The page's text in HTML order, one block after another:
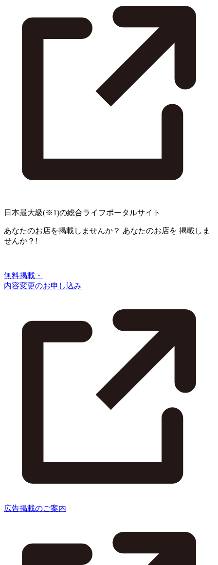
日本最大級(※1)の総合ライフポータルサイト
あなたのお店を掲載しませんか？ あなたのお店を 掲載しま
せんか？!
無料掲載・
内容変更のお申し込み
広告掲載のご案内